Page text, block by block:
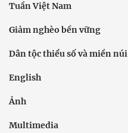
Tuần Việt Nam
Giảm nghèo bền vững
Dân tộc thiểu số và miền núi
English
Ảnh
Multimedia